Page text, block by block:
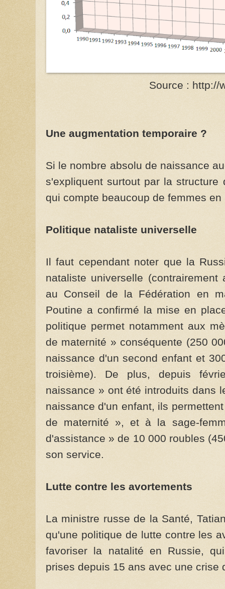
Source : http://
Une augmentation temporaire ?
Si le nombre absolu de naissance
s'expliquent surtout par la structure
qui compte beaucoup de femmes
Politique nataliste universelle
Il faut cependant noter que la
nataliste universelle
au Conseil de la Fédération en
Poutine a confirmé la mise en
politique permet notamment aux
de maternité » conséquente (250
naissance d'un second enfant et
troisième). De plus, depuis
naissance » ont été introduits dans
naissance d'un enfant, ils
de maternité », et à la sage-
d'assistance » de 10 000 roubles
son service.
Lutte contre les avortements
La ministre russe de la Santé,
qu'une politique de lutte contre les
favoriser la natalité en Russie,
prises depuis 15 ans avec une crise